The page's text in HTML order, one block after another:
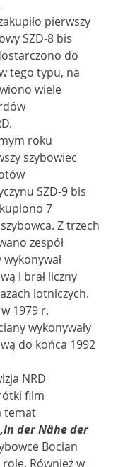
pierwszy
SZD-8 bis
do
tego typu, na
wiele
roku
szybowiec
SZD-9 bis
7
Z trzech
zespół
i brał liczny
lotniczych.
1979 r.
wykonywały
do końca 1992
NRD
film
temat
der Nähe der
Bocian
rolę. Również w